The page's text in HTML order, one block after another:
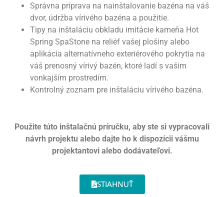
Správna príprava na nainštalovanie bazéna na váš
dvor, údržba vírivého bazéna a použitie.
Tipy na inštaláciu obkladu imitácie kameňa Hot
Spring SpaStone na reliéf vašej plošiny alebo
aplikácia alternatívneho exteriérového pokrytia na
váš prenosný vírivý bazén, ktoré ladí s vašim
vonkajším prostredím.
Kontrolný zoznam pre inštaláciu vírivého bazéna.
Použite túto inštalačnú príručku, aby ste si vypracovali
návrh projektu alebo dajte ho k dispozícii vášmu
projektantovi alebo dodávateľovi.
STIAHNUŤ